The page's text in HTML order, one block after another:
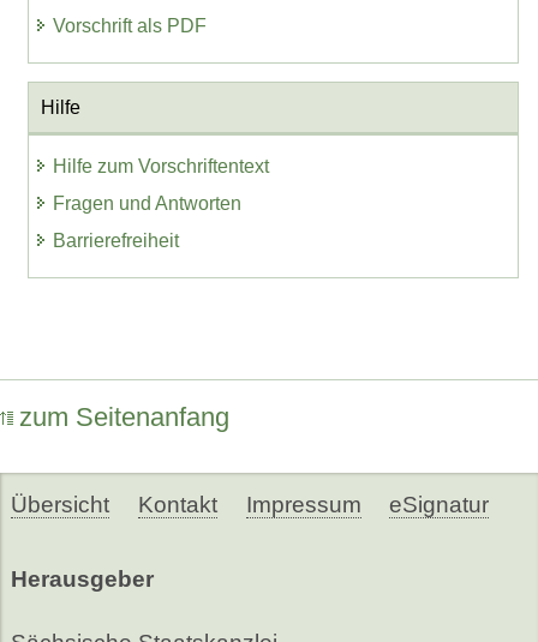
Vorschrift als PDF
Hilfe
Hilfe zum Vorschriftentext
Fragen und Antworten
Barrierefreiheit
zum Seitenanfang
Übersicht Kontakt Impressum eSignatur
Herausgeber